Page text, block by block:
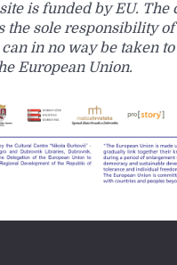
is funded by EU. The
the sole responsibility
in no way be taken
European Union.